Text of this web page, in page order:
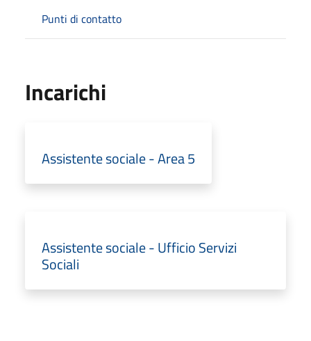
Punti di contatto
Incarichi
Assistente sociale - Area 5
Assistente sociale - Ufficio Servizi
Sociali